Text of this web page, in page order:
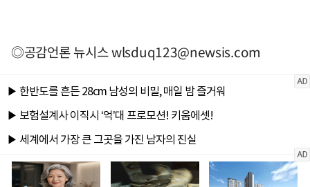
◎공감언론 뉴시스wlsduq123@newsis.com